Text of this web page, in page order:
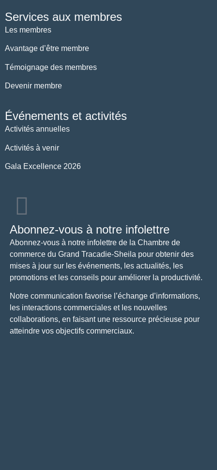
Services aux membres
Les membres
Avantage d’être membre
Témoignage des membres
Devenir membre
Événements et activités
Activités annuelles
Activités à venir
Gala Excellence 2026
Abonnez-vous à notre infolettre
Abonnez-vous à notre infolettre de la Chambre de
commerce du Grand Tracadie-Sheila pour obtenir des
mises à jour sur les événements, les actualités, les
promotions et les conseils pour améliorer la productivité.
Notre communication favorise l’échange d’informations,
les interactions commerciales et les nouvelles
collaborations, en faisant une ressource précieuse pour
atteindre vos objectifs commerciaux.